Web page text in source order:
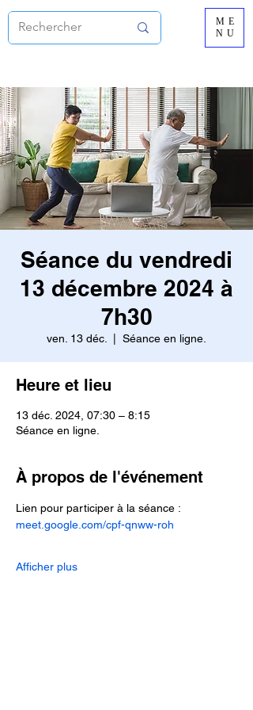
ME
NU
Séance du vendredi
13 décembre 2024 à
7h30
ven. 13 déc. Séance en ligne.
Heure et lieu
13 déc. 2024, 07:30 – 8:15
Séance en ligne.
À propos de l'événement
Lien pour participer à la séance :
meet.google.com/cpf-qnww-roh
Afficher plus